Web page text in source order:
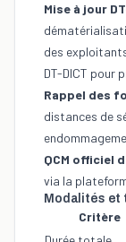
Mise à jour
des
DT-DICT pour
Rappel des
distances de
QCM officiel
via la
Modalités et
Critère